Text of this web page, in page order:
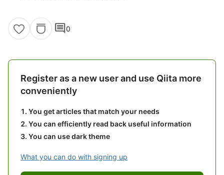
comment0
Register as a new user and use Qiita more
conveniently
You get articles that match your needs
You can efficiently read back useful information
You can use dark theme
What you can do with signing up